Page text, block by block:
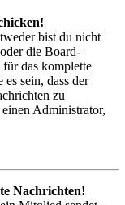
bist du nicht
die Board-
das komplette
sein, dass der
zu
Administrator,
Nachrichten!